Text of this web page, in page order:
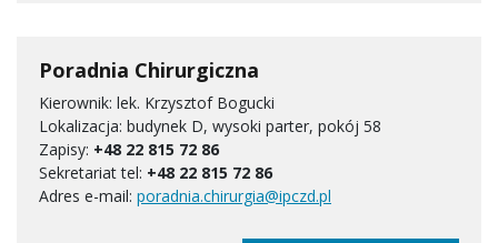
Poradnia Chirurgiczna
Kierownik: lek. Krzysztof Bogucki
Lokalizacja: budynek D, wysoki parter, pokój 58
Zapisy: +48 22 815 72 86
Sekretariat tel: +48 22 815 72 86
Adres e-mail: poradnia.chirurgia@ipczd.pl